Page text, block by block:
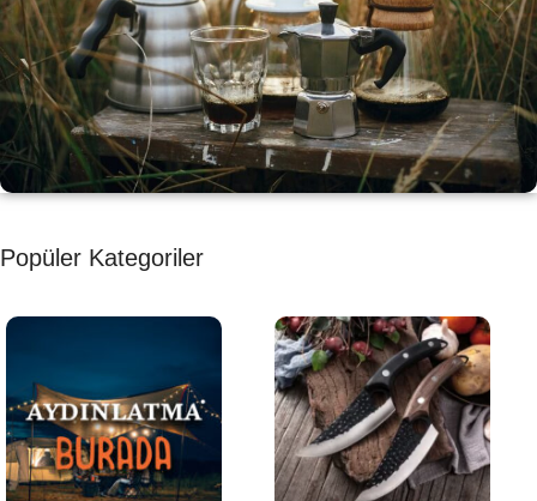
KAHVE KEYFİ
Kahvemizi Denediniz mi ?
Keşfet
Popüler Kategoriler